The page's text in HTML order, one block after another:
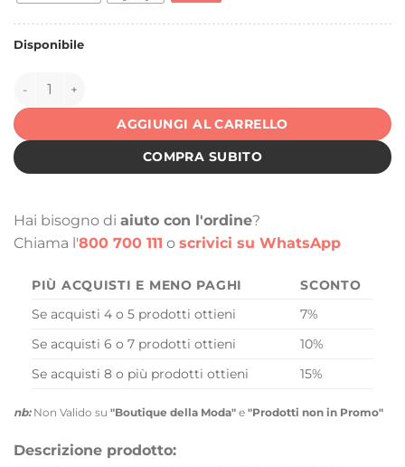
Disponibile
147161 quantità
AGGIUNGI AL CARRELLO
COMPRA SUBITO
Hai bisogno di aiuto con l'ordine?
Chiama l'800 700 111 o scrivici su WhatsApp
PIÙ ACQUISTI E MENO PAGHI
SCONTO
Se acquisti 4 o 5 prodotti ottieni
7%
Se acquisti 6 o 7 prodotti ottieni
10%
Se acquisti 8 o più prodotti ottieni
15%
nb:Non Valido su "Boutique della Moda" e "Prodotti non in Promo"
Descrizione prodotto: